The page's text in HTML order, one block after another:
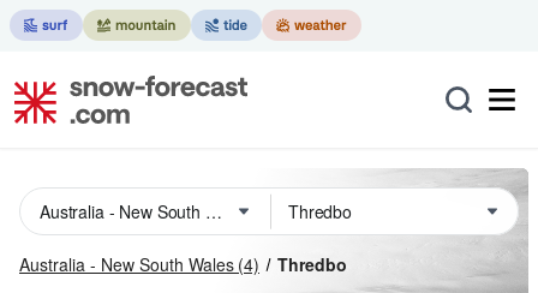
Australia - New South Wales (4) Thredbo